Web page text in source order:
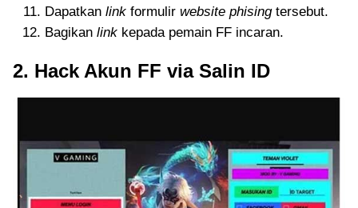
Dapatkan link formulir website phisingtersebut.
Bagikan link kepada pemain FF incaran.
2. Hack Akun FF via Salin ID